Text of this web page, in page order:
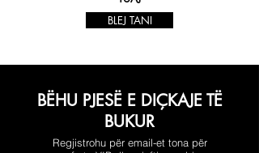
BLEJ TANI
BËHU PJESË E DIÇKAJE TË
BUKUR
Regjistrohu për email-et tona për